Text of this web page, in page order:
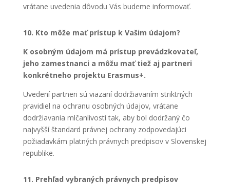
vrátane uvedenia dôvodu Vás budeme informovať.
10. Kto môže mať prístup k Vašim údajom?
K osobným údajom má prístup prevádzkovateľ,
jeho zamestnanci a môžu mať tiež aj partneri
konkrétneho projektu Erasmus+.
Uvedení partneri sú viazaní dodržiavaním striktných
pravidiel na ochranu osobných údajov, vrátane
dodržiavania mlčanlivosti tak, aby bol dodržaný čo
najvyšší štandard právnej ochrany zodpovedajúci
požiadavkám platných právnych predpisov v Slovenskej
republike.
11. Prehľad vybraných právnych predpisov